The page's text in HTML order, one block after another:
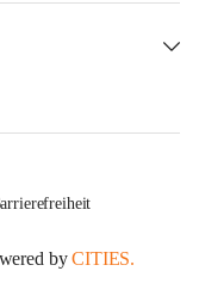
byCITIES.